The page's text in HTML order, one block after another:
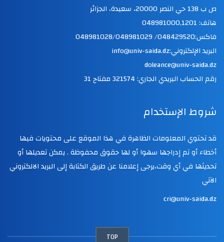
ص ب 138 حي النصر 20000، سعيدة، الجزائر
هاتف: 048981000,1201
فاكس:048429520/ 048981028/048981029
البريد الإلكتروني:info@univ-saida.dz
doleance@univ-saida.dz
رقم الحساب البريدي الجاري: 321574 مفتاح 31
شروط الإستخدام
قد تحتوي المعلومات الظاهرة في هذا الموقع على محتويات فيها
أخطاء أو تم إدراجها سهوا أو لها حقوق محفوظة . يمكن تعديلها أو
تحديثها في أي وقت،يرجى إعلامنا عن طريق الكتابة إلى البريد الالكتروني
الآتي
cri@univ-saida.dz
TOP